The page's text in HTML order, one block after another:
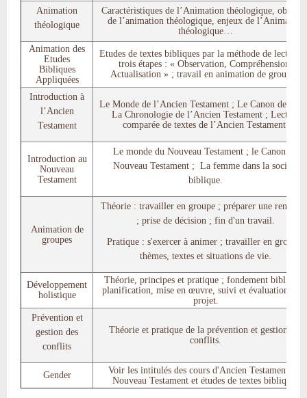
Animation
théologique
Caractéristiques de l’Animation théologique,
de l’animation théologique, enjeux de l’Animation
théologique…
Animation des
Etudes
Bibliques
Appliquées
Etudes de textes bibliques par la méthode de lecture
trois étapes : « Observation, Compréhension,
Actualisation » ; travail en animation de groupes.
Introduction à
l’Ancien
Testament
Le Monde de l’Ancien Testament ; Le Canon de
La Chronologie de l’Ancien Testament ; Lecture
comparée de textes de l’Ancien Testament.
Introduction au
Nouveau
Testament
Le monde du Nouveau Testament ; le Canon du
Nouveau Testament ; La femme dans la société
biblique.
Animation de
groupes
Théorie : travailler en groupe ; préparer une
; prise de décision ; fin d'un travail.
Pratique : s'exercer à animer ; travailler en groupes
thèmes, textes et situations de vie.
Développement
holistique
Théorie, principes et pratique ; fondement biblique ;
planification, mise en œuvre, suivi et évaluation
projet.
Prévention et
gestion des
conflits
Théorie et pratique de la prévention et gestion des
conflits.
Gender
Voir les intitulés des cours d'Ancien Testament, de
Nouveau Testament et études de textes bibliques